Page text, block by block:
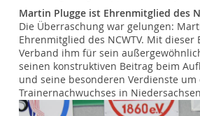
Martin Plugge ist Ehrenmitglied des
Die Überraschung war gelungen:
Ehrenmitglied des NCWTV. Mit dieser
Verband ihm für sein
seinen konstruktiven Beitrag beim
und seine besonderen Verdienste
Trainernachwuchses in